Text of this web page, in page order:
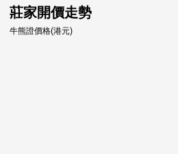
莊家開價走勢
牛熊證價格(港元)